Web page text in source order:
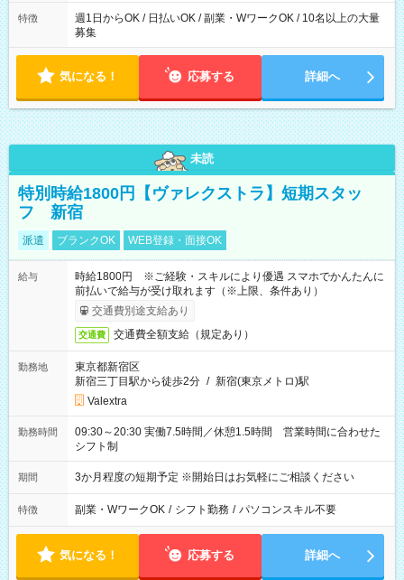
特徴
週1日からOK / 日払いOK / 副業・WワークOK / 10名以上の大量
募集
気になる！ 応募する 詳細へ
未読
特別時給1800円【ヴァレクストラ】短期スタッ
フ 新宿
派遣 ブランクOK WEB登録・面接OK
給与
時給1800円 ※ご経験・スキルにより優遇 スマホでかんたんに
前払いで給与が受け取れます（※上限、条件あり）
交通費別途支給あり
交通費 交通費全額支給（規定あり）
勤務地
東京都新宿区
新宿三丁目駅から徒歩2分 / 新宿(東京メトロ)駅
Valextra
勤務時間
09:30～20:30 実働7.5時間／休憩1.5時間 営業時間に合わせた
シフト制
期間 3か月程度の短期予定 ※開始日はお気軽にご相談ください
特徴 副業・WワークOK / シフト勤務 / パソコンスキル不要
気になる！ 応募する 詳細へ